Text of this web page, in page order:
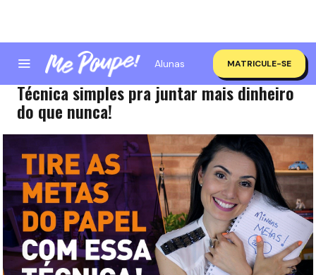
Alunas MATRICULE-SE
COMO EU TIRO AS METAS DO PAPEL!
Técnica simples pra juntar mais dinheiro
do que nunca!